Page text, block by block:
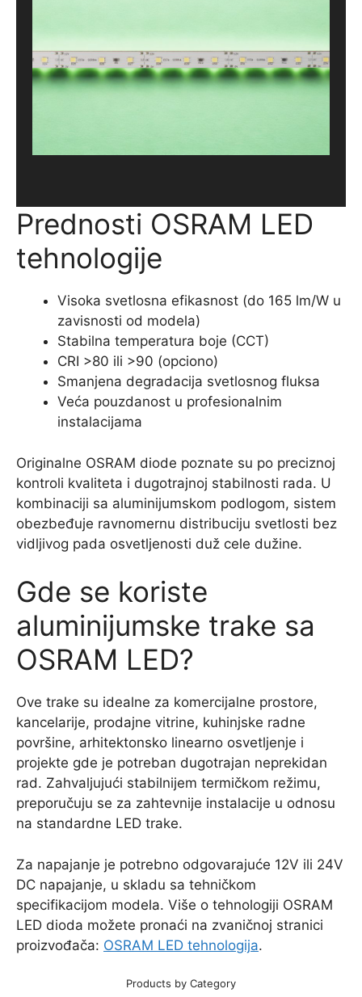
Prednosti OSRAM LED
tehnologije
Visoka svetlosna efikasnost (do 165 lm/W u
zavisnosti od modela)
Stabilna temperatura boje (CCT)
CRI >80 ili >90 (opciono)
Smanjena degradacija svetlosnog fluksa
Veća pouzdanost u profesionalnim
instalacijama
Originalne OSRAM diode poznate su po preciznoj
kontroli kvaliteta i dugotrajnoj stabilnosti rada. U
kombinaciji sa aluminijumskom podlogom, sistem
obezbeđuje ravnomernu distribuciju svetlosti bez
vidljivog pada osvetljenosti duž cele dužine.
Gde se koriste
aluminijumske trake sa
OSRAM LED?
Ove trake su idealne za komercijalne prostore,
kancelarije, prodajne vitrine, kuhinjske radne
površine, arhitektonsko linearno osvetljenje i
projekte gde je potreban dugotrajan neprekidan
rad. Zahvaljujući stabilnijem termičkom režimu,
preporučuju se za zahtevnije instalacije u odnosu
na standardne LED trake.
Za napajanje je potrebno odgovarajuće 12V ili 24V
DC napajanje, u skladu sa tehničkom
specifikacijom modela. Više o tehnologiji OSRAM
LED dioda možete pronaći na zvaničnoj stranici
proizvođača: OSRAM LED tehnologija.
Products by Category